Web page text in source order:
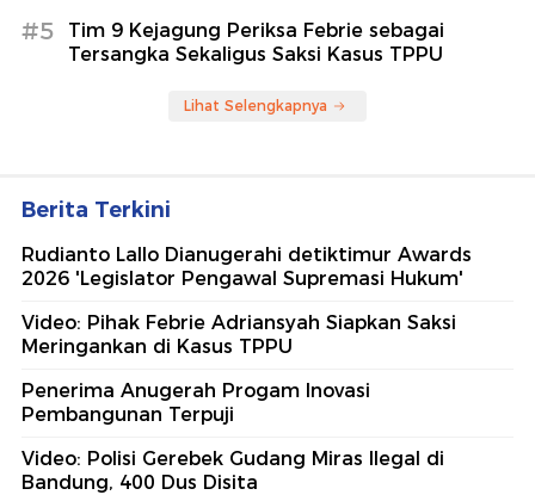
#5
Tim 9 Kejagung Periksa Febrie sebagai
Tersangka Sekaligus Saksi Kasus TPPU
Lihat Selengkapnya
Berita Terkini
Rudianto Lallo Dianugerahi detiktimur Awards
2026 'Legislator Pengawal Supremasi Hukum'
Video: Pihak Febrie Adriansyah Siapkan Saksi
Meringankan di Kasus TPPU
Penerima Anugerah Progam Inovasi
Pembangunan Terpuji
Video: Polisi Gerebek Gudang Miras Ilegal di
Bandung, 400 Dus Disita